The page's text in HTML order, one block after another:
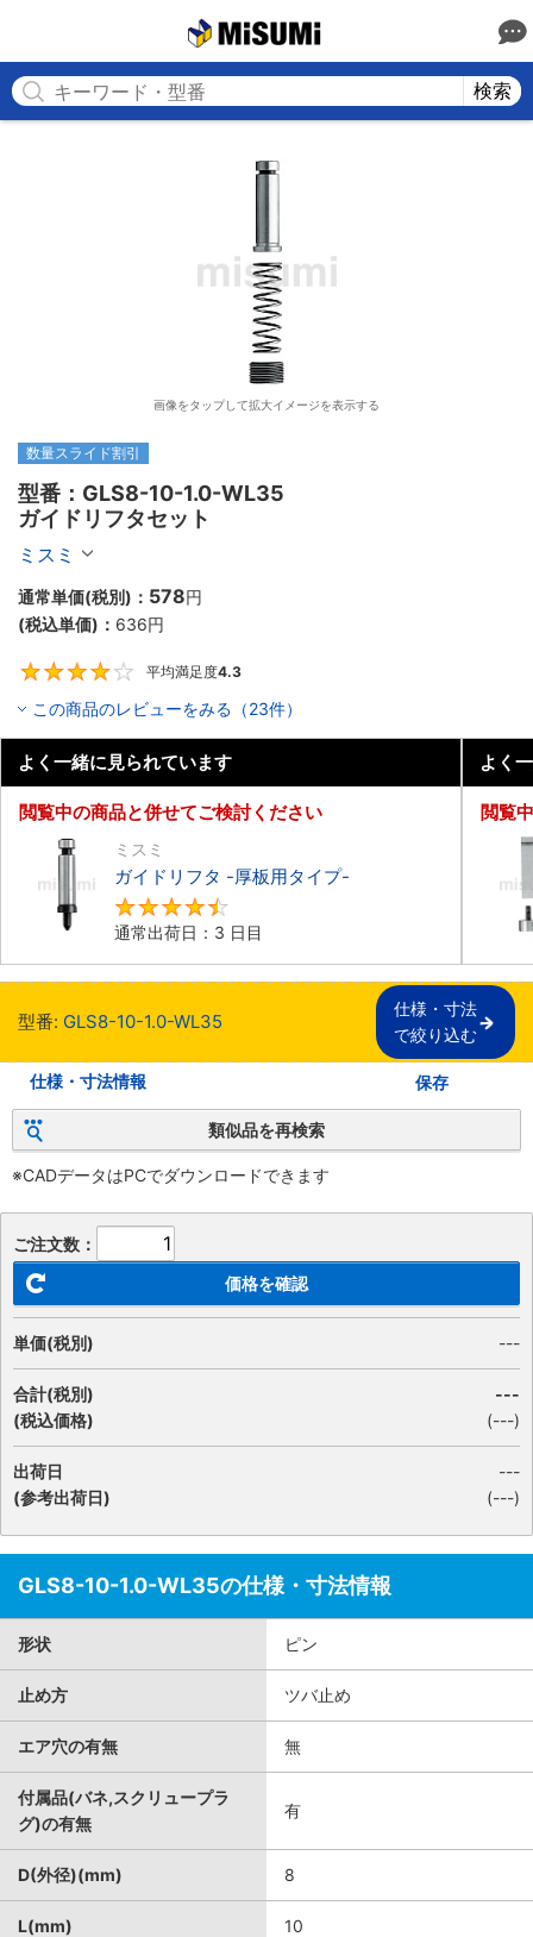
検索
画像をタップして拡大イメージを表示する
数量スライド割引
型番：GLS8-10-1.0-WL35
ガイドリフタセット
ミスミ
通常単価(税別)： 578円
(税込単価)： 636円
平均満足度4.3
この商品のレビューをみる（23件）
よく一緒に見られています
閲覧中の商品と併せてご検討ください
ミスミ
ガイドリフタ -厚板用タイプ-
通常出荷日：3 日目
よく
閲覧
型番: GLS8-10-1.0-WL35
仕様・寸法
で絞り込む
仕様・寸法情報 保存
類似品を再検索
※CADデータはPCでダウンロードできます
ご注文数：
価格を確認
単価(税別) ---
合計(税別)
(税込価格)
---
(---)
出荷日
(参考出荷日)
---
(---)
GLS8-10-1.0-WL35の仕様・寸法情報
形状 ピン
止め方 ツバ止め
エア穴の有無 無
付属品(バネ,スクリュープラ
グ)の有無
有
D(外径)(mm) 8
L(mm) 10